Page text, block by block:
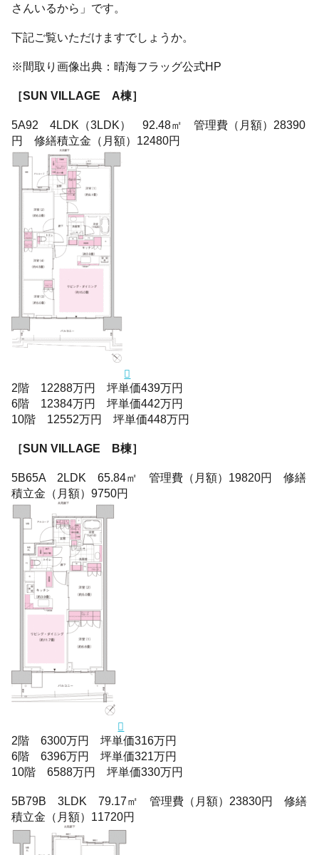
さんいるから」です。
下記ご覧いただけますでしょうか。
※間取り画像出典：晴海フラッグ公式HP
［SUN VILLAGE A棟］
5A92 4LDK（3LDK） 92.48㎡ 管理費（月額）28390
円 修繕積立金（月額）12480円
2階 12288万円 坪単価439万円
6階 12384万円 坪単価442万円
10階 12552万円 坪単価448万円
［SUN VILLAGE B棟］
5B65A 2LDK 65.84㎡ 管理費（月額）19820円 修繕
積立金（月額）9750円
2階 6300万円 坪単価316万円
6階 6396万円 坪単価321万円
10階 6588万円 坪単価330万円
5B79B 3LDK 79.17㎡ 管理費（月額）23830円 修繕
積立金（月額）11720円